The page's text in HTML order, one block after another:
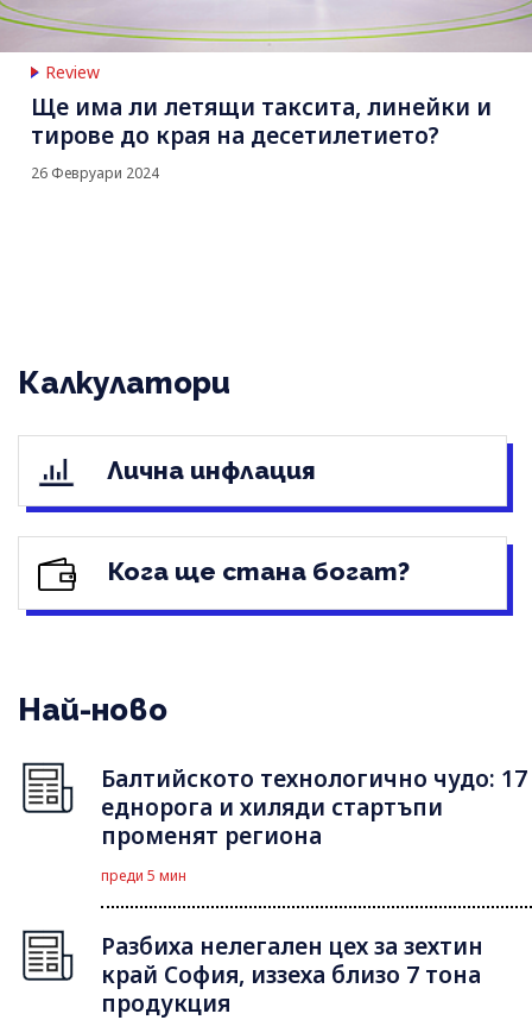
Review
Ще има ли летящи таксита, линейки и
тирове до края на десетилетието?
26 Февруари 2024
Калкулатори
Лична инфлация
Кога ще стана богат?
Най-ново
Балтийското технологично чудо: 17
еднорога и хиляди стартъпи
променят региона
преди 5 мин
Разбиха нелегален цех за зехтин
край София, иззеха близо 7 тона
продукция